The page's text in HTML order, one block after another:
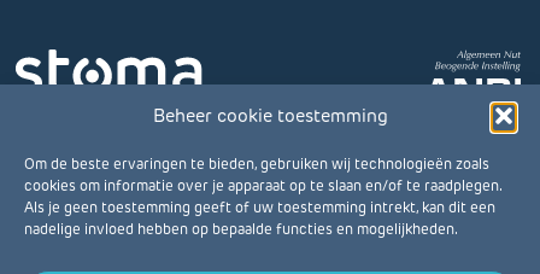
Beheer cookie toestemming
Om de beste ervaringen te bieden, gebruiken wij technologieën zoals
cookies om informatie over je apparaat op te slaan en/of te raadplegen.
Als je geen toestemming geeft of uw toestemming intrekt, kan dit een
nadelige invloed hebben op bepaalde functies en mogelijkheden.